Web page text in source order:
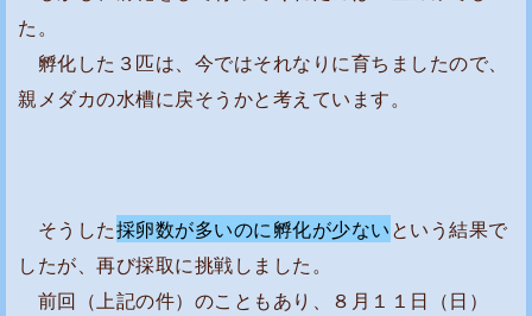
孵
化
し
因
は
・
た。
孵化した３匹は、今ではそれなりに育ちましたので、
親メダカの水槽に戻そうかと考えています。
そうした採卵数が多いのに孵化が少ないという結果で
したが、再び採取に挑戦しました。
前回（上記の件）のこともあり、８月１１日（日）